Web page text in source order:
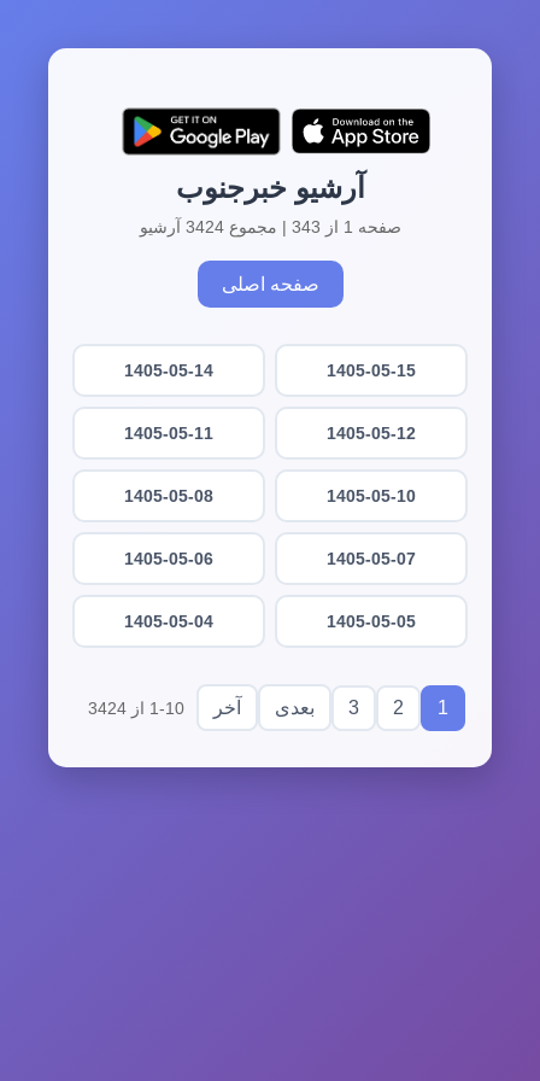
آرشیو خبرجنوب
صفحه 1 از 343 | مجموع 3424 آرشیو
صفحه اصلی
1405-05-15
1405-05-14
1405-05-12
1405-05-11
1405-05-10
1405-05-08
1405-05-07
1405-05-06
1405-05-05
1405-05-04
1
2
3 بعدی آخر 1-10 از 3424